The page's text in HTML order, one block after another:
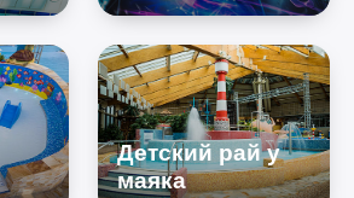
Детский рай у
маяка